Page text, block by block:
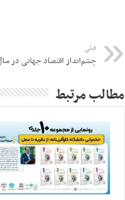
قبلی
چشم‌انداز اقتصاد جهانی در سال
مطالب مرتبط